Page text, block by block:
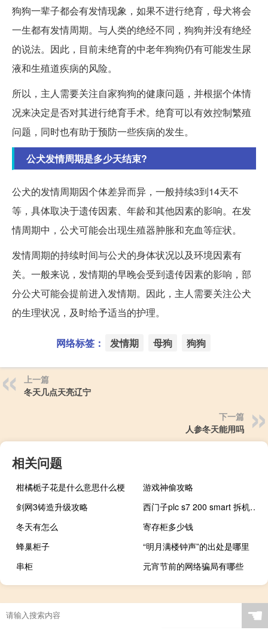
狗狗一辈子都会有发情现象，如果不进行绝育，母犬将会
一生都有发情周期。与人类的绝经不同，狗狗并没有绝经
的说法。因此，目前未绝育的中老年狗狗仍有可能发生尿
液和生殖道疾病的风险。
所以，主人需要关注自家狗狗的健康问题，并根据个体情
况来决定是否对其进行绝育手术。绝育可以有效控制繁殖
问题，同时也有助于预防一些疾病的发生。
公犬发情周期是多少天结束?
公犬的发情周期因个体差异而异，一般持续3到14天不
等，具体取决于遗传因素、年龄和其他因素的影响。在发
情周期中，公犬可能会出现生殖器肿胀和充血等症状。
发情周期的持续时间与公犬的身体状况以及环境因素有
关。一般来说，发情期的早晚会受到遗传因素的影响，部
分公犬可能会提前进入发情期。因此，主人需要关注公犬
的生理状况，及时给予适当的护理。
网络标签： 发情期 母狗 狗狗
上一篇
冬天几点天亮辽宁
下一篇
人参冬天能用吗
相关问题
柑橘栀子花是什么意思什么梗
游戏神偷攻略
剑网3铸造升级攻略
西门子plc s7 200 smart 拆机视频（西门子plc s7 200）
冬天有怎么
寄存柜多少钱
蜂巢柜子
“明月满楼钟声”的出处是哪里
串柜
元宵节前的网络骗局有哪些
☚